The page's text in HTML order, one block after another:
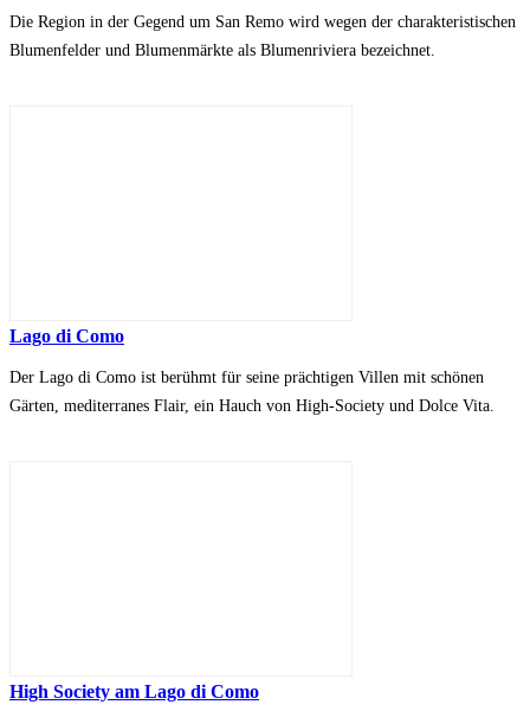
Die Region in der Gegend um San Remo wird wegen der charakteristischen
Blumenfelder und Blumenmärkte als Blumenriviera bezeichnet.
Lago di Como
Der Lago di Como ist berühmt für seine prächtigen Villen mit schönen
Gärten, mediterranes Flair, ein Hauch von High-Society und Dolce Vita.
High Society am Lago di Como